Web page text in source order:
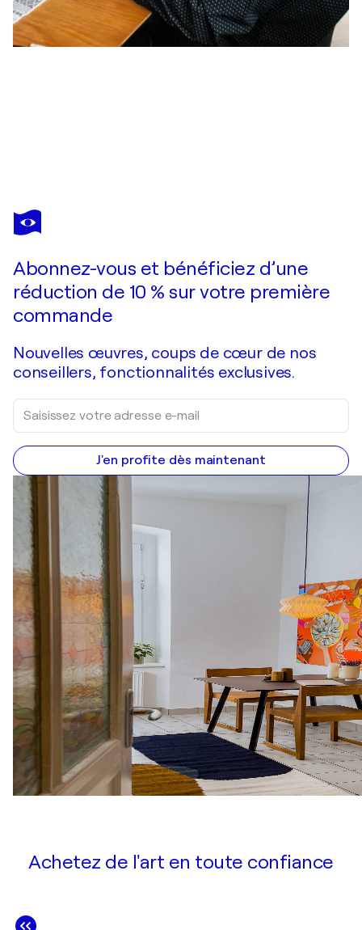
IGORS BARULINS
Forgotten Dreams.
Abonnez-vous et bénéficiez d’une
réduction de 10 % sur votre première
commande
Nouvelles œuvres, coups de cœur de nos
conseillers, fonctionnalités exclusives.
J'en profite dès maintenant
Achetez de l'art en toute confiance